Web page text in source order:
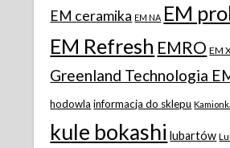
EM ceramika EM NA EM
EM Refresh EMRO EM
Greenland Technologia
hodowla informacja do sklepu
kule bokashi lubartów